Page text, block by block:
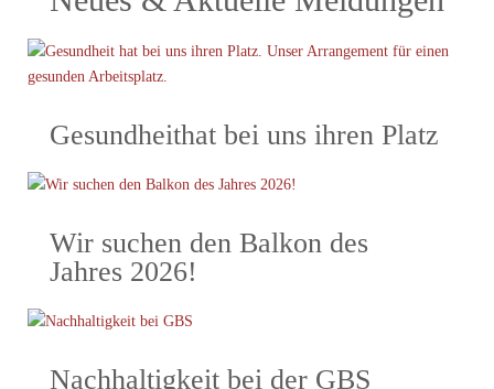
Gesundheithat bei uns ihren Platz
Wir suchen den Balkon des
Jahres 2026!
Nachhaltigkeit bei der GBS